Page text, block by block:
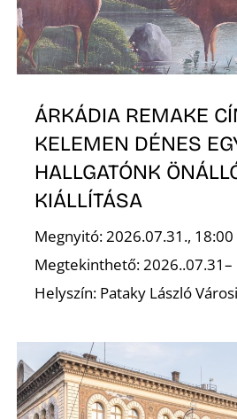
ÁRKÁDIA REMAKE
KELEMEN DÉNES
HALLGATÓNK
KIÁLLÍTÁSA
Megnyitó: 2026.07.31., 18:00
Megtekinthető: 2026..07.31–
Helyszín: Pataky László